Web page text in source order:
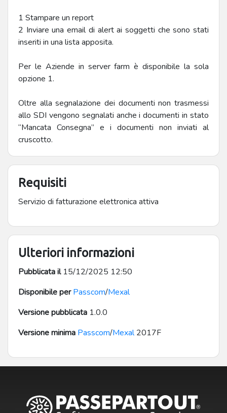
1 Stampare un report
2 Inviare una email di alert ai soggetti che sono stati
inseriti in una lista apposita.
Per le Aziende in server farm è disponibile la sola
opzione 1.
Oltre alla segnalazione dei documenti non trasmessi
allo SDI vengono segnalati anche i documenti in stato
“Mancata Consegna” e i documenti non inviati al
cruscotto.
Requisiti
Servizio di fatturazione elettronica attiva
Ulteriori informazioni
Pubblicata il15/12/2025 12:50
Disponibile per Passcom/Mexal
Versione pubblicata 1.0.0
Versione minima Passcom/Mexal2017F